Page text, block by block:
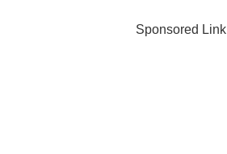
Sponsored Link